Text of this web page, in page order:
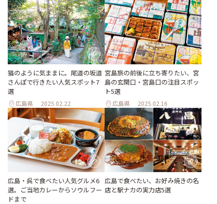
猫のように気ままに。尾道の坂道
さんぽで行きたい人気スポット7
選
広島県 2025.02.22
宮島旅の前後に立ち寄りたい、宮
島の玄関口・宮島口の注目スポッ
ト5選
広島県 2025.02.16
広島・呉で食べたい人気グルメ6
選。ご当地カレーからソウルフー
ドまで
広島で食べたい、お好み焼きの名
店と駅ナカの実力店5選